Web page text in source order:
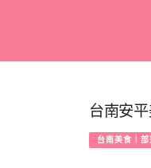
台南安
台南美食｜